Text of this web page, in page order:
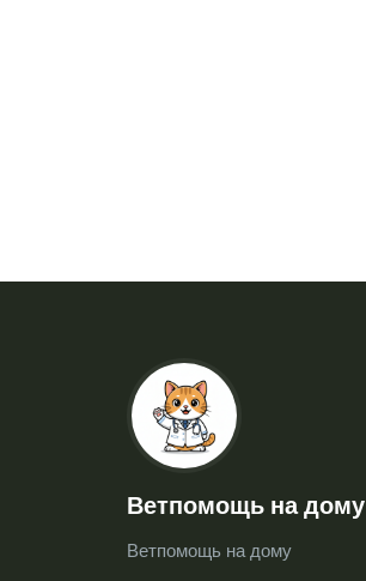
Ветпомощь на дому
Ветпомощь на дому